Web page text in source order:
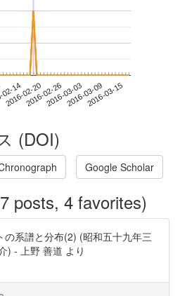
14
2016-02-202016-02-262016-03-032016-03-092016-03-15
(DOI)
Google Scholar
posts, 4 favorites)
の系譜と分布(2) (昭和五十九年三
) - 上野 善道 より